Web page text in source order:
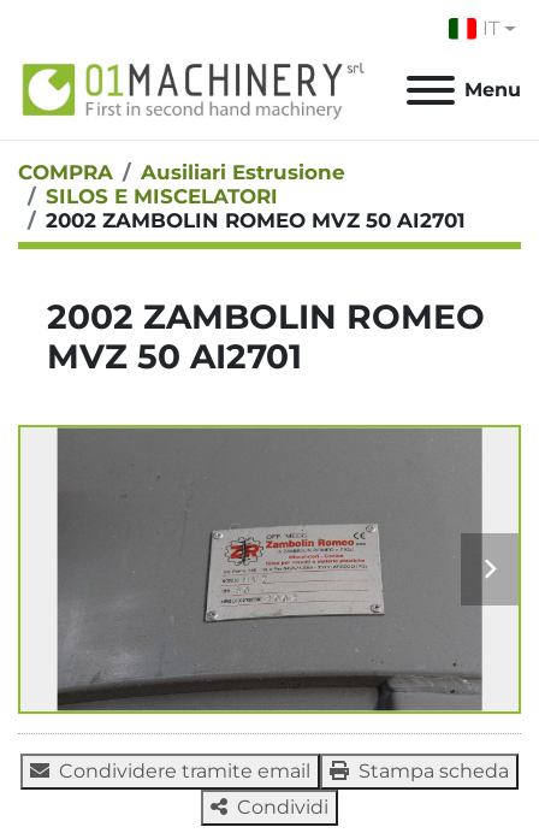
IT
Menu
COMPRA
Ausiliari Estrusione
SILOS E MISCELATORI
2002 ZAMBOLIN ROMEO MVZ 50 AI2701
2002 ZAMBOLIN ROMEO
MVZ 50 AI2701
Condividere tramite email
Stampa scheda
Condividi